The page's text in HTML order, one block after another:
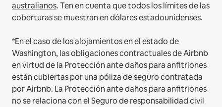
australianos. Ten en cuenta que todos los límites de las
coberturas se muestran en dólares estadounidenses.
*En el caso de los alojamientos en el estado de
Washington, las obligaciones contractuales de Airbnb
en virtud de la Protección ante daños para anfitriones
están cubiertas por una póliza de seguro contratada
por Airbnb. La Protección ante daños para anfitriones
no se relaciona con el Seguro de responsabilidad civil